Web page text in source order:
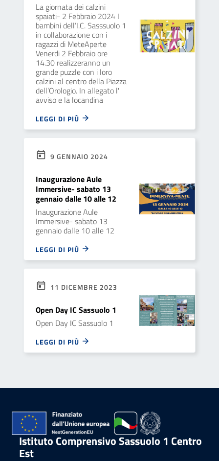
La giornata dei calzini
spaiati- 2 Febbraio 2024 I
bambini dell’I.C. Sasssuolo 1
in collaborazione con i
ragazzi di MeteAperte
Venerdi 2 Febbraio ore
14.30 realizzeranno un
grande puzzle con i loro
calzini al centro della Piazza
dell’Orologio. In allegato l'
avviso e la locandina
LEGGI DI PIÙ
9 GENNAIO 2024
Inaugurazione Aule
Immersive- sabato 13
gennaio dalle 10 alle 12
Inaugurazione Aule
Immersive- sabato 13
gennaio dalle 10 alle 12
LEGGI DI PIÙ
11 DICEMBRE 2023
Open Day IC Sassuolo 1
Open Day IC Sassuolo 1
LEGGI DI PIÙ
Istituto Comprensivo Sassuolo 1 Centro
Est